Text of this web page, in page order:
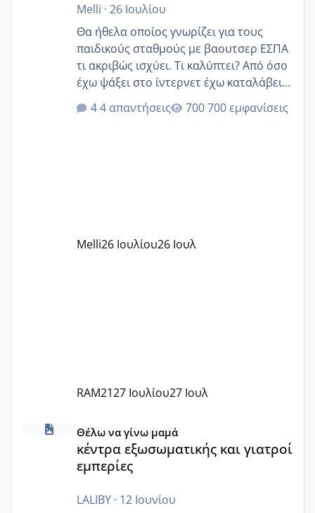
Melli · 26 Ιουλίου
Θα ήθελα οποίος γνωρίζει για τους
παιδικούς σταθμούς με βαουτσερ ΕΣΠΑ
τι ακριβώς ισχύει. Τι καλύπτει? Από όσο
έχω ψάξει στο ίντερνετ έχω καταλάβει
ότι το βαουτσερ καλύπτει όλα τα
δίδακτρα και τα τροφεια του ιδιωτικού
Εγώ πήγα σε έναν ιδιωτικό παιδικό στ
4 απαντήσεις 700 εμφανίσεις
Melli26 Ιουλίου26 Ιουλ
RAM2127 Ιουλίου27 Ιουλ
κέντρα εξωσωματικής και γιατροί εμπερίες
Θέλω να γίνω μαμά
κέντρα εξωσωματικής και γιατροί
εμπερίες
LALIBY· 12 Ιουνίου